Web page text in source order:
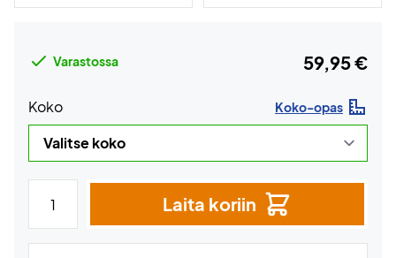
Varastossa 59,95 €
Koko Koko-opas
Laita koriin